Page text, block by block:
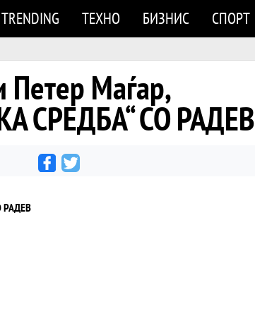
TRENDING ТЕХНО БИЗНИС СПОРТ
Петер Маѓар,
СРЕДБА“ СО РАДЕВ